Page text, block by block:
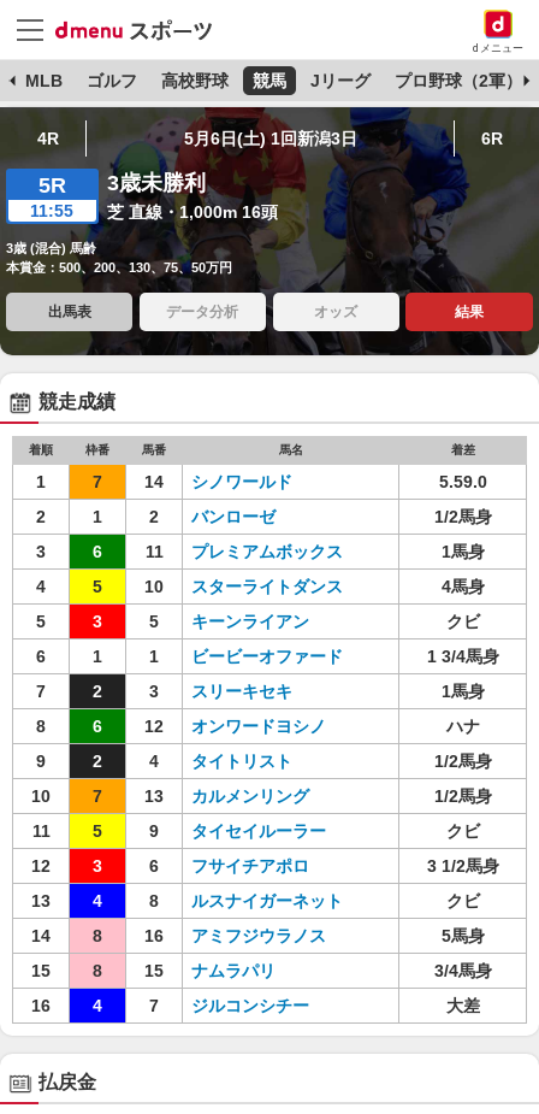
dメニュー
MLB ゴルフ 高校野球 競馬 Jリーグ プロ野球（2軍）
4R 5月6日(土) 1回新潟3日 6R
5R
11:55
3歳未勝利
芝 直線・1,000m 16頭
3歳 (混合) 馬齢
本賞金：500、200、130、75、50万円
出馬表 データ分析 オッズ 結果
競走成績
着順 枠番 馬番 馬名 着差
1 7 14 シノワールド
5.59.0
2
1 2 バンローゼ
1/2馬身
3
6 11 プレミアムボックス
1馬身
4
5 10 スターライトダンス
4馬身
5
3 5 キーンライアン
クビ
6
1 1 ビービーオファード
1 3/4馬身
7
2 3 スリーキセキ
1馬身
8
6 12 オンワードヨシノ
ハナ
9
2 4 タイトリスト
1/2馬身
10
7 13 カルメンリング
1/2馬身
11
5 9 タイセイルーラー
クビ
12
3 6 フサイチアポロ
3 1/2馬身
13
4 8 ルスナイガーネット
クビ
14
8 16 アミフジウラノス
5馬身
15
8 15 ナムラパリ
3/4馬身
16
4 7 ジルコンシチー 大差
払戻金